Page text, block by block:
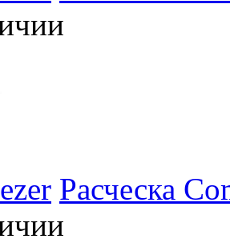
Расческа